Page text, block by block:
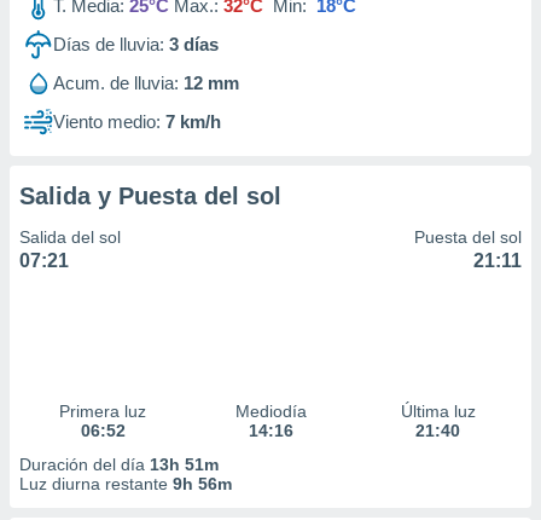
1199
T. Media: 25°C Max.: 32°C Min: 18°C
Días de lluvia: 3 días
Acum. de lluvia: 12 mm
Viento medio: 7 km/h
Salida y Puesta del sol
Salida del sol
07:21
Puesta del sol
21:11
Primera luz
06:52
Mediodía
14:16
Última luz
21:40
Duración del día 13h 51m
Luz diurna restante 9h 56m